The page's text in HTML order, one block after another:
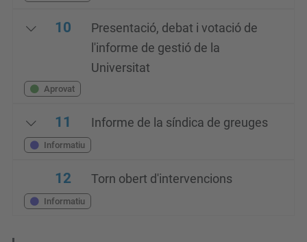
10
Presentació, debat i votació de
l'informe de gestió de la
Universitat
Aprovat
11 Informe de la síndica de greuges
Informatiu
12 Torn obert d'intervencions
Informatiu